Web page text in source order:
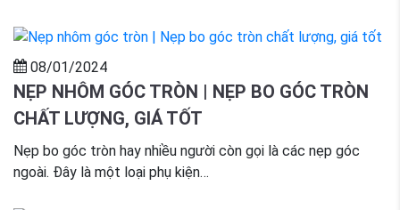
08/01/2024
NẸP NHÔM GÓC TRÒN | NẸP BO GÓC TRÒN
CHẤT LƯỢNG, GIÁ TỐT
Nẹp bo góc tròn hay nhiều người còn gọi là các nẹp góc
ngoài. Đây là một loại phụ kiện…